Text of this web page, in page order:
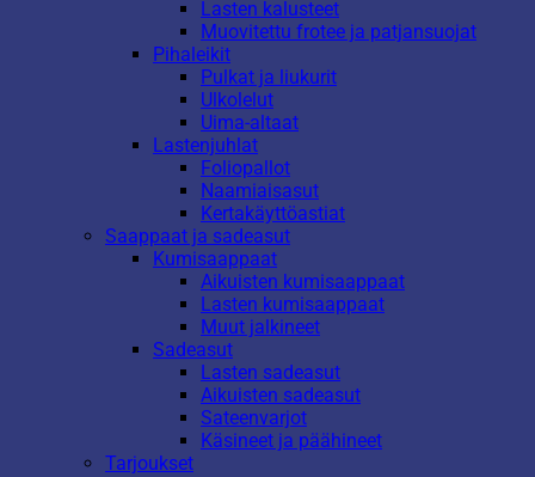
Lasten kalusteet
Muovitettu frotee ja patjansuojat
Pihaleikit
Pulkat ja liukurit
Ulkolelut
Uima-altaat
Lastenjuhlat
Foliopallot
Naamiaisasut
Kertakäyttöastiat
Saappaat ja sadeasut
Kumisaappaat
Aikuisten kumisaappaat
Lasten kumisaappaat
Muut jalkineet
Sadeasut
Lasten sadeasut
Aikuisten sadeasut
Sateenvarjot
Käsineet ja päähineet
Tarjoukset